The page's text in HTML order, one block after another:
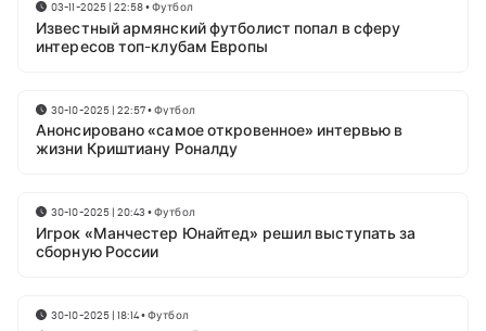
03-11-2025 | 22:58•Футбол
Известный армянский футболист попал в сферу
интересов топ-клубам Европы
30-10-2025 | 22:57•Футбол
Анонсировано «самое откровенное» интервью в
жизни Криштиану Роналду
30-10-2025 | 20:43 •Футбол
Игрок «Манчестер Юнайтед» решил выступать за
сборную России
30-10-2025 | 18:14•Футбол